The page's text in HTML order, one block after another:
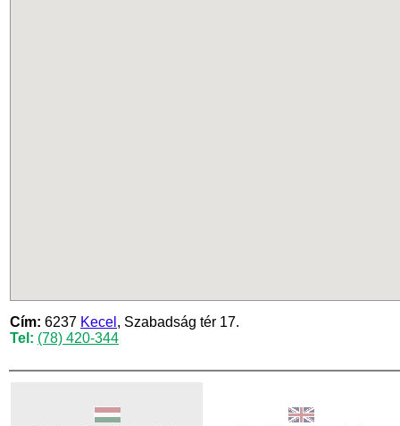
Cím: 6237 Kecel , Szabadság tér 17.
Tel: (78) 420-344